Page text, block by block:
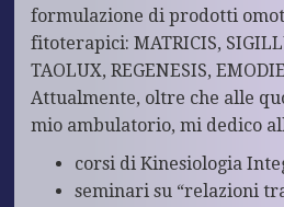
formulazione di prodotti
fitoterapici: MATRICIS,
TAOLUX, REGENESIS,
Attualmente, oltre che alle
mio ambulatorio, mi dedico
corsi di Kinesiologia
seminari su “relazioni